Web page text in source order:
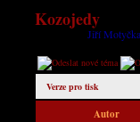
Kozojedy
Jiří Motyčka
Verze pro tisk
Autor